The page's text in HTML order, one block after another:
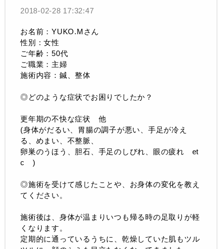
2018-02-28 17:32:47
お名前：YUKO.Mさん
性別：女性
ご年齢：50代
ご職業：主婦
施術内容：鍼、整体
◎どのような症状でお困りでしたか？
更年期の不快な症状 他
(身体がだるい、胃腸の調子が悪い、手足が冷え
る、めまい、不整脈、
卵巣のうほう、胆石、手足のしびれ、眼の疲れ et
c )
◎施術を受けて感じたことや、お身体の変化を教え
てください。
施術後は、身体が温まりいつも帰る時の足取りが軽
くなります。
定期的に通っているうちに、乾燥していた肌もツル